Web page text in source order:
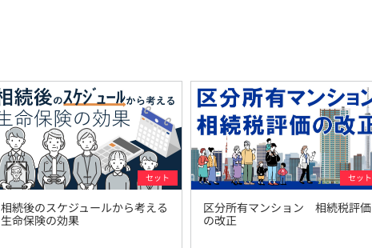
セット
相続後のスケジュールから考える
生命保険の効果
セット
区分所有マンション 相続税評価
の改正